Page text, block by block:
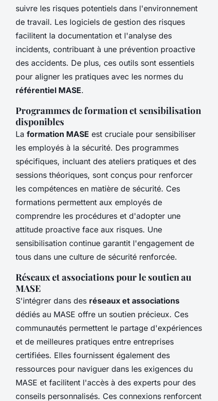
suivre les risques potentiels dans l'environnement
de travail. Les logiciels de gestion des risques
facilitent la documentation et l'analyse des
incidents, contribuant à une prévention proactive
des accidents. De plus, ces outils sont essentiels
pour aligner les pratiques avec les normes du
référentiel MASE.
Programmes de formation et sensibilisation
disponibles
La formation MASE est cruciale pour sensibiliser
les employés à la sécurité. Des programmes
spécifiques, incluant des ateliers pratiques et des
sessions théoriques, sont conçus pour renforcer
les compétences en matière de sécurité. Ces
formations permettent aux employés de
comprendre les procédures et d'adopter une
attitude proactive face aux risques. Une
sensibilisation continue garantit l'engagement de
tous dans une culture de sécurité renforcée.
Réseaux et associations pour le soutien au
MASE
S'intégrer dans des réseaux et associations
dédiés au MASE offre un soutien précieux. Ces
communautés permettent le partage d'expériences
et de meilleures pratiques entre entreprises
certifiées. Elles fournissent également des
ressources pour naviguer dans les exigences du
MASE et facilitent l'accès à des experts pour des
conseils personnalisés. Ces connexions renforcent